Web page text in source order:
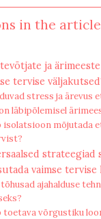
in the
ja ärimeeste
tervise
stress ja ärevus
läbipõlemisel
isolatsioon mõjutada
strateegiad
vaimse tervise
ajahalduse
toetava võrgustiku